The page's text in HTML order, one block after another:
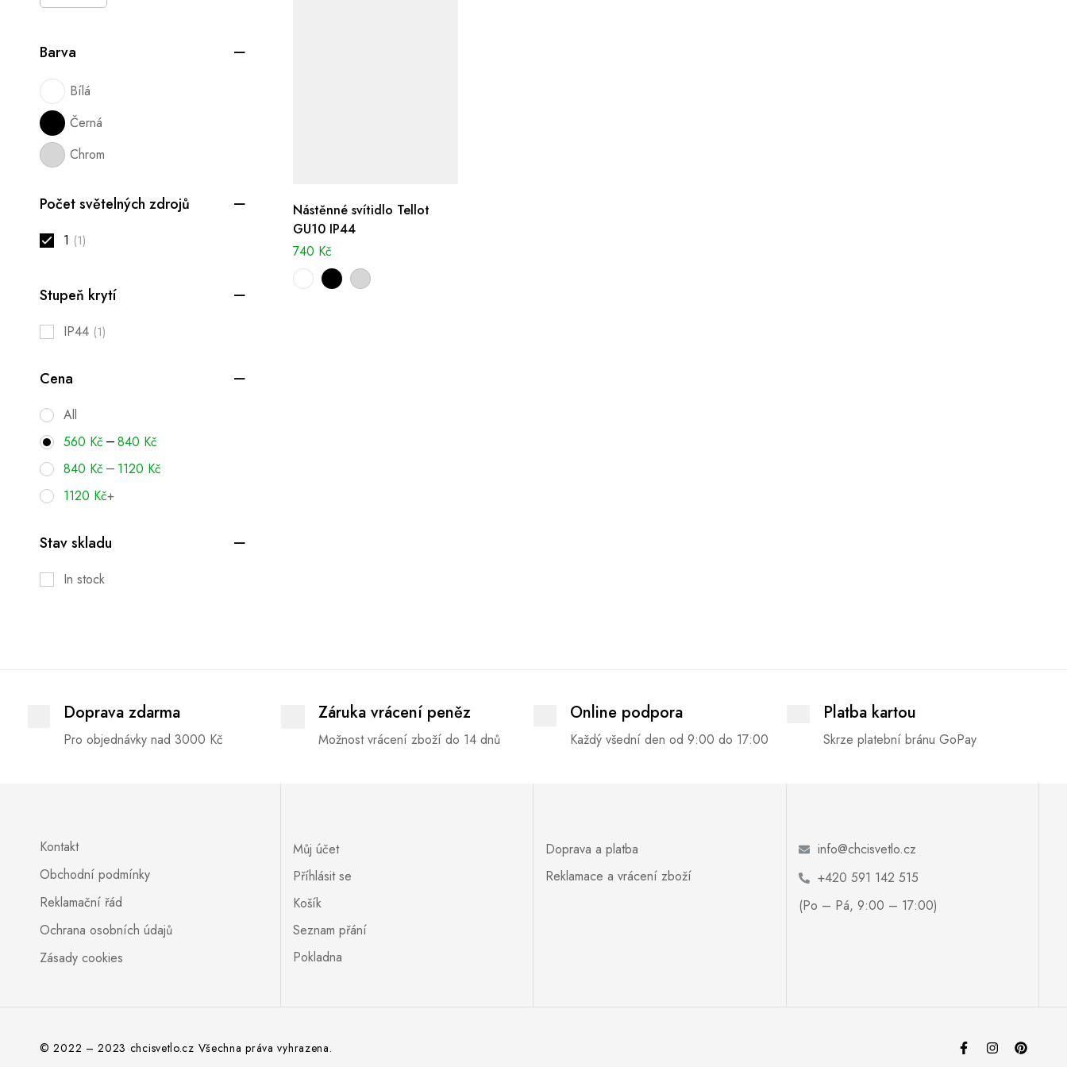
Barva
Bílá
Černá
Chrom
Počet světelných zdrojů
1 (1)
Stupeň krytí
IP44 (1)
Cena
All
560 Kč –840 Kč
840 Kč – 1120 Kč
1120 Kč+
Stav skladu
In stock
Nástěnné svítidlo Tellot
GU10 IP44
740 Kč
Doprava zdarma
Pro objednávky nad 3000 Kč
Záruka vrácení peněz
Možnost vrácení zboží do 14 dnů
Online podpora
Každý všední den od 9:00 do 17:00
Platba kartou
Skrze platební bránu GoPay
Kontakt
Obchodní podmínky
Reklamační řád
Ochrana osobních údajů
Zásady cookies
Můj účet
Příhlásit se
Košík
Seznam přání
Pokladna
Doprava a platba
Reklamace a vrácení zboží
info@chcisvetlo.cz
+420 591 142 515
(Po – Pá, 9:00 – 17:00)
© 2022 – 2023 chcisvetlo.cz Všechna práva vyhrazena.